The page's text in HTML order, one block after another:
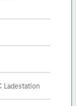
Ladestation